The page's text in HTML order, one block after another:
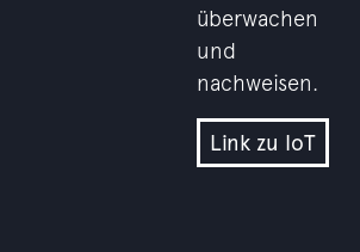
überwachen
und
nachweisen.
Link zu IoT